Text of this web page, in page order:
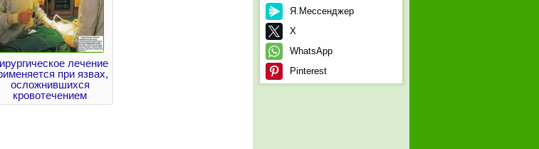
лечение
при язвах,
осложнившихся
кровотечением
Я.Мессенджер
X
WhatsApp
Pinterest